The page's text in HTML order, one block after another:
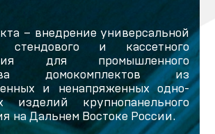
– внедрение универсальной
стендового и кассетного
для промышленного
домокомплектов из
и ненапряженных одно-
изделий крупнопанельного
на Дальнем Востоке России.